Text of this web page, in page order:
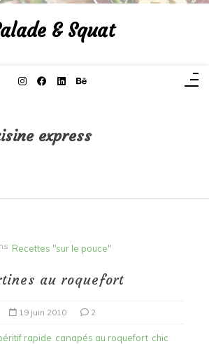
& Squat
express
Recettes "sur le pouce"
au roquefort
19 juin 2010 2
rapide canapés au roquefort chic